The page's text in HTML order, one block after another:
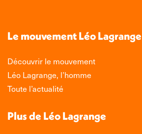
s'ouvre
une
nouvelle
fenêtre
s'ouvre
une
fenêtre
s'ouvre
une
nouvelle
fenêtre
s'ouvre
une
nouvelle
fenêtre
Le mouvement Léo Lagrange
Découvrir le mouvement
Léo Lagrange, l’homme
Toute l’actualité
Plus de Léo Lagrange